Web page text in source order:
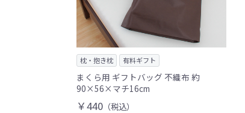
枕・抱き枕 有料ギフト
まくら用 ギフトバッグ 不織布 約
90×56×マチ16cm
￥440 （税込）